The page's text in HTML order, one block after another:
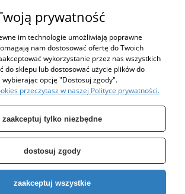
Moje Konto
Informacje
cookies w celu realizacji usług i zgodnie z Polityką
Plików Cookies.
przechowywania lub dostępu do plików cookies w
przeglądarce. (polityka prywatności)
sprzedaży pomp oraz zbiorników takich jak: zbiornik
prywatność
im technologie umożliwiają poprawne
nam dostosować ofertę do Twoich
wykorzystanie przez nas wszystkich
do sklepu lub dostosować użycie plików do
opcję "Dostosuj zgody".
przeczytasz w naszej Polityce prywatności.
zaakceptuj tylko niezbędne
dostosuj zgody
zaakceptuj wszystkie